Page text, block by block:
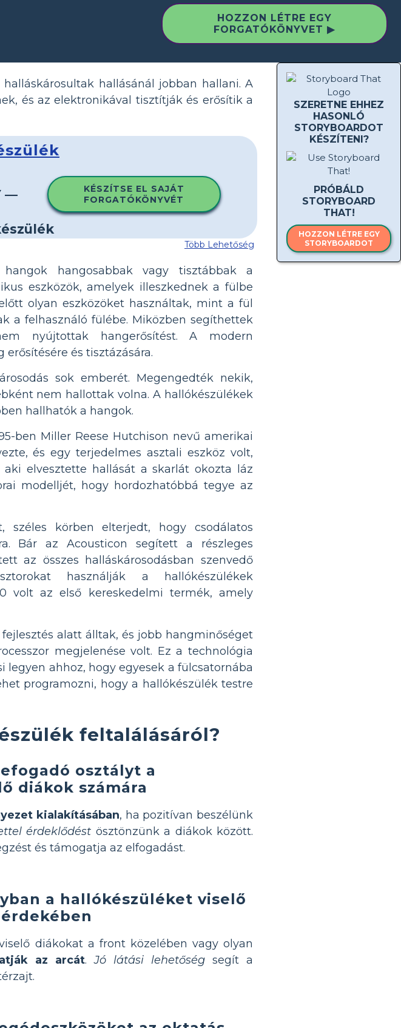
HOZZON LÉTRE EGY
FORGATÓKÖNYVET ▶
SZERETNE EHHEZ
HASONLÓ
STORYBOARDOT
KÉSZÍTENI?
PRÓBÁLD
STORYBOARD
THAT!
HOZZON LÉTRE EGY
STORYBOARDOT
hallásánál jobban hallani. A
és az elektronikával tisztítják és erősítik a
—
KÉSZÍTSE EL SAJÁT
FORGATÓKÖNYVÉT
Több Lehetőség
hangosabbak vagy tisztábbak a
eszközök, amelyek illeszkednek a fülbe
olyan eszközöket használtak, mint a fül
a felhasználó fülébe. Miközben segíthettek
nyújtottak hangerősítést. A modern
és tisztázására.
sok emberét. Megengedték nekik,
nem hallottak volna. A hallókészülékek
hallhatók a hangok.
ben Miller Reese Hutchison nevű amerikai
és egy terjedelmes asztali eszköz volt,
elvesztette hallását a skarlát okozta láz
modelljét, hogy hordozhatóbbá tegye az
széles körben elterjedt, hogy csodálatos
Bár az Acousticon segített a részleges
az összes halláskárosodásban szenvedő
használják a hallókészülékek
volt az első kereskedelmi termék, amely
alatt álltak, és jobb hangminőséget
megjelenése volt. Ez a technológia
legyen ahhoz, hogy egyesek a fülcsatornába
programozni, hogy a hallókészülék testre
feltalálásáról?
osztályt a
diákok számára
kialakításában, ha pozitívan beszélünk
érdeklődést ösztönzünk a diákok között.
és támogatja az elfogadást.
a hallókészüléket viselő
diákokat a front közelében vagy olyan
az arcát.Jó látási lehetőség segít a